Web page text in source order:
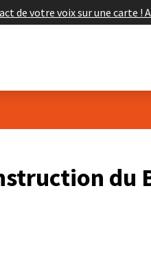
de votre voix sur une carte
du